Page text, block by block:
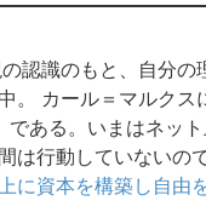
認識のもと、自分の
。 カール＝マルク
である。いまはネッ
は行動していないの
に資本を構築し自由